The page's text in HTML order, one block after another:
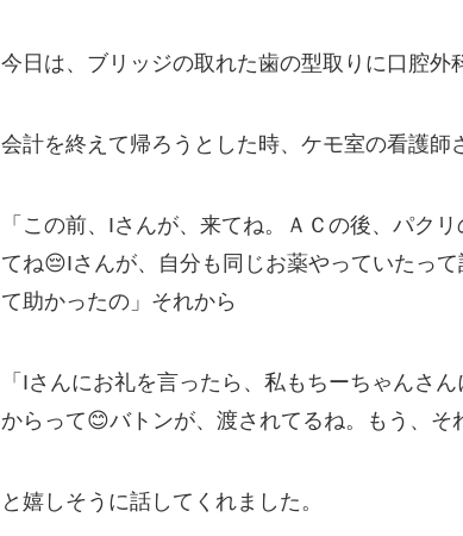
今日は、ブリッジの取れた歯の型取りに口腔外
会計を終えて帰ろうとした時、ケモ室の看護師
「この前、Iさんが、来てね。ＡＣの後、パク
てね😔Iさんが、自分も同じお薬やっていたっ
て助かったの」それから
「Iさんにお礼を言ったら、私もちーちゃんさ
からって😊バトンが、渡されてるね。もう、そ
と嬉しそうに話してくれました。